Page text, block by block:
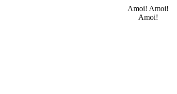
Amoi! Amoi!
Amoi!